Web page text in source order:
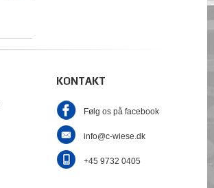
KONTAKT
Følg os på facebook
info@c-wiese.dk
+45 9732 0405